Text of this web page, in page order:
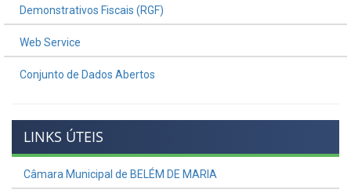
Demonstrativos Fiscais (RGF)
Web Service
Conjunto de Dados Abertos
LINKS ÚTEIS
Câmara Municipal de BELÉM DE MARIA